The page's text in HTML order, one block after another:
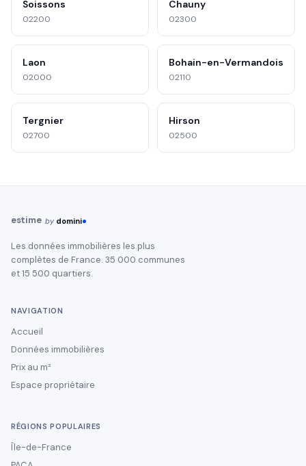
Soissons
02200
Chauny
02300
Laon
02000
Bohain-en-Vermandois
02110
Tergnier
02700
Hirson
02500
estime by domini
Les données immobilières les plus
complètes de France. 35 000 communes
et 15 500 quartiers.
NAVIGATION
Accueil
Données immobilières
Prix au m²
Espace propriétaire
RÉGIONS POPULAIRES
Île-de-France